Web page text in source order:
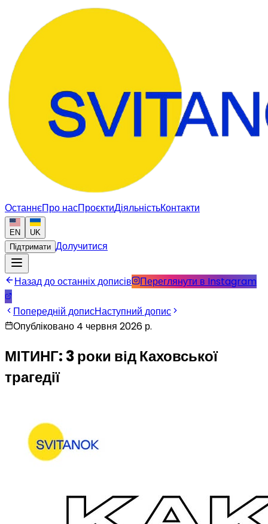
ОстаннєПро насПроєктиДіяльністьКонтакти
EN
UK
Підтримати Долучитися
Назад до останніх дописів Переглянути в Instagram
Попередній дописНаступний допис
Опубліковано 4 червня 2026 р.
МІТИНГ: 3 роки від Каховської
трагедії